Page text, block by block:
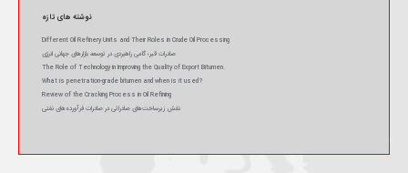
نوشته های تازه
Different Oil Refinery Units and Their Roles in Crude Oil Processing
صادرات قیر؛ گامی راهبردی در توسعه بازارهای جهانی انرژی
The Role of Technology in Improving the Quality of Export Bitumen.
What is penetration-grade bitumen and when is it used?
Review of the Cracking Process in Oil Refining
نقش زیرساخت‌های صادراتی در صادرات فرآورده‌های نفتی